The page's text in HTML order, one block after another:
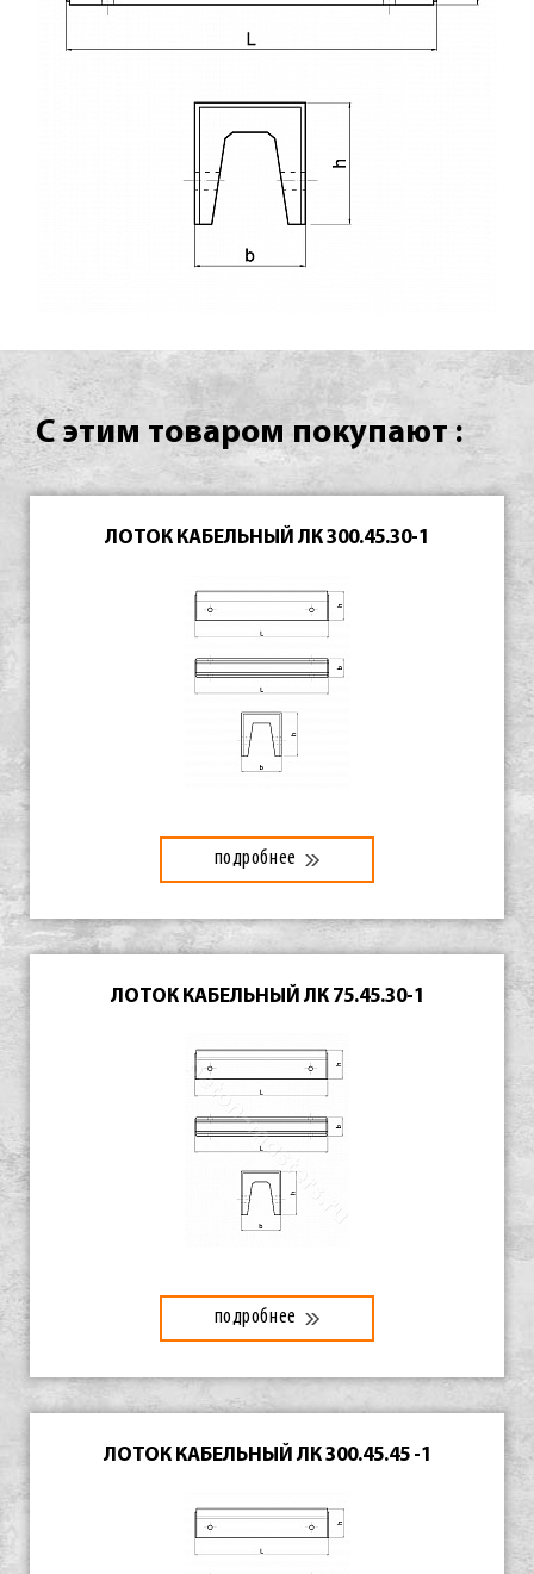
С этим товаром покупают :
ЛОТОК КАБЕЛЬНЫЙ ЛК 300.45.30-1
подробнее
ЛОТОК КАБЕЛЬНЫЙ ЛК 75.45.30-1
подробнее
ЛОТОК КАБЕЛЬНЫЙ ЛК 300.45.45 -1